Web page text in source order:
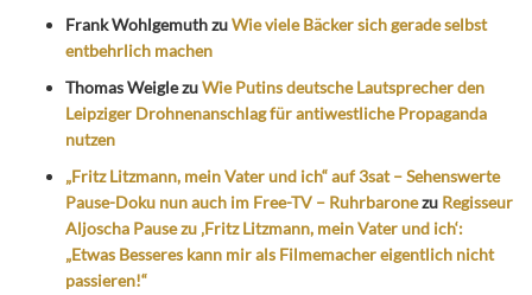
Frank WohlgemuthzuWie viele Bäcker sich gerade selbst
entbehrlich machen
Thomas WeiglezuWie Putins deutsche Lautsprecher den
Leipziger Drohnenanschlag für antiwestliche Propaganda
nutzen
„Fritz Litzmann, mein Vater und ich“ auf 3sat – Sehenswerte
Pause-Doku nun auch im Free-TV – Ruhrbaronezu Regisseur
Aljoscha Pause zu ‚Fritz Litzmann, mein Vater und ich‘:
„Etwas Besseres kann mir als Filmemacher eigentlich nicht
passieren!“